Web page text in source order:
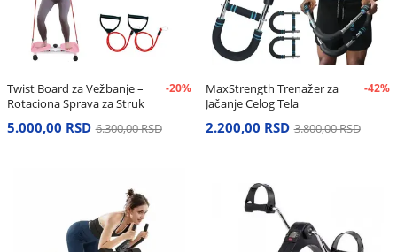
Twist Board za Vežbanje –
Rotaciona Sprava za Struk
-20%
5.000,00 RSD 6.300,00 RSD
MaxStrength Trenažer za
Jačanje Celog Tela
-42%
2.200,00 RSD 3.800,00 RSD